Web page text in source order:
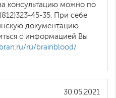
консультацию можно по
45-35. При себе
документацию. .
с информацией Вы
ru/brainblood/
30.05.2021